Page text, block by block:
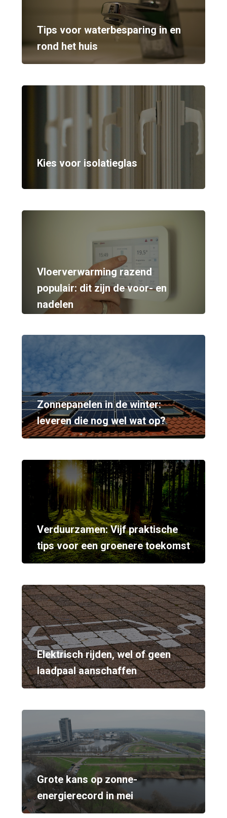
Tips voor waterbesparing in en
rond het huis
Kies voor isolatieglas
Vloerverwarming razend
populair: dit zijn de voor- en
nadelen
Zonnepanelen in de winter:
leveren die nog wel wat op?
Verduurzamen: Vijf praktische
tips voor een groenere toekomst
Elektrisch rijden, wel of geen
laadpaal aanschaffen
Grote kans op zonne-
energierecord in mei